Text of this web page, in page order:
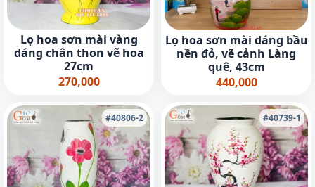
Lọ hoa sơn mài vàng
dáng chân thon vẽ hoa
27cm
270,000
Lọ hoa sơn mài dáng bầu
nền đỏ, vẽ cảnh Làng
quê, 43cm
440,000
#40806-2 #40739-1